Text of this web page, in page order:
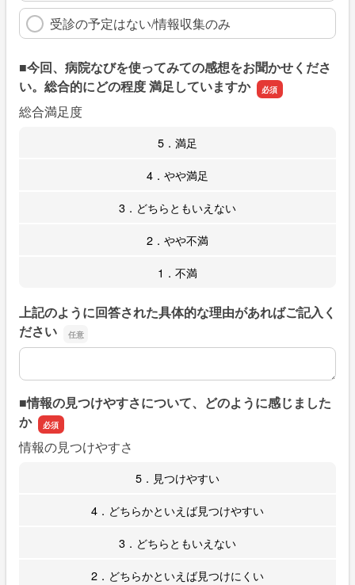
受診の予定はない/情報収集のみ
■今回、病院なびを使ってみての感想をお聞かせくださ
い。総合的にどの程度 満足していますか
総合満足度
5．満足
4．やや満足
3．どちらともいえない
2．やや不満
1．不満
上記のように回答された具体的な理由があればご記入く
ださい
上記のように回答された具体的な理由があればご記入くだ
■情報の見つけやすさについて、どのように感じました
か
情報の見つけやすさ
5．見つけやすい
4．どちらかといえば見つけやすい
3．どちらともいえない
2．どちらかといえば見つけにくい